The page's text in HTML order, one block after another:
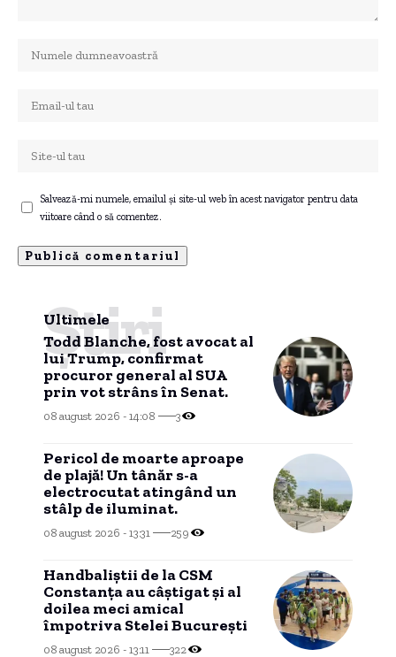
Salvează-mi numele, emailul și site-ul web în acest navigator pentru data
viitoare când o să comentez.
Ultimele
Știri
Todd Blanche, fost avocat al
lui Trump, confirmat
procuror general al SUA
prin vot strâns în Senat.
08 august 2026 - 14:08 3
Pericol de moarte aproape
de plajă! Un tânăr s-a
electrocutat atingând un
stâlp de iluminat.
08 august 2026 - 13:31 259
Handbaliștii de la CSM
Constanța au câștigat și al
doilea meci amical
împotriva Stelei București
08 august 2026 - 13:11 322